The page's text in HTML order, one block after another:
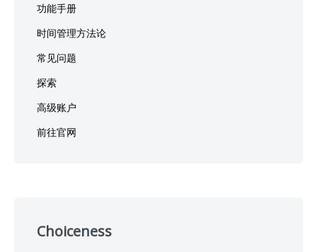
功能手册
时间管理方法论
常见问题
探索
高级账户
前往官网
Choiceness